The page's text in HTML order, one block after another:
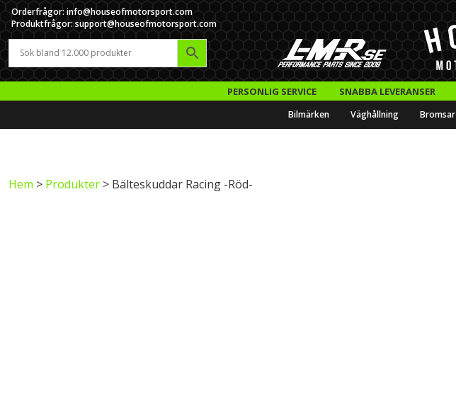
Orderfrågor: info@houseofmotorsport.com
Produktfrågor: support@houseofmotorsport.com
PERSONLIG SERVICE SNABBA LEVERANSER
Bilmärken Väghållning Bromsar
Hem > Produkter > Bälteskuddar Racing -Röd-